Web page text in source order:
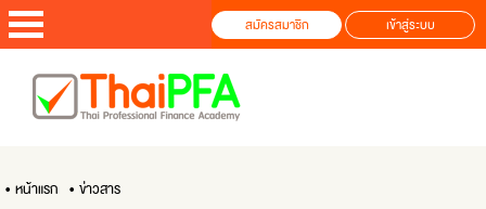
สมัครสมาชิก เข้าสู่ระบบ
• หน้าแรก • ข่าวสาร